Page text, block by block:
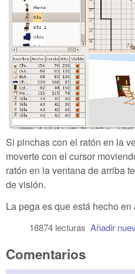
Si pinchas con el ratón en la
moverte con el cursor
ratón en la ventana de arriba
de visión.
La pega es que está hecho en
Añadir
18874 lecturas
Comentarios